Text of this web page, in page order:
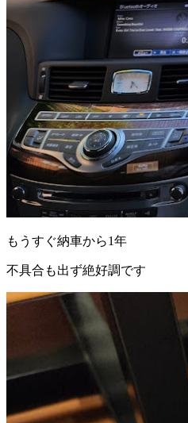
もうすぐ納車から1年
不具合も出ず絶好調です